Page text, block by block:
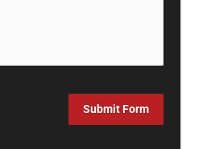
Submit Form